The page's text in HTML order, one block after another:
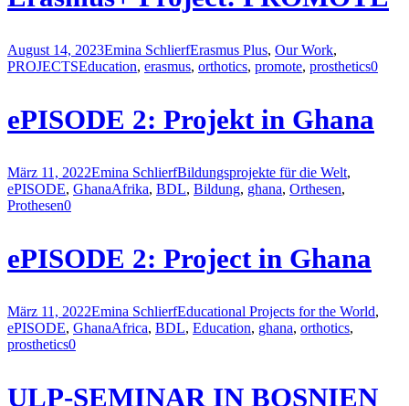
August 14, 2023Emina SchlierfErasmus Plus, Our Work,
PROJECTSEducation, erasmus, orthotics, promote, prosthetics0
ePISODE 2: Projekt in Ghana
März 11, 2022Emina SchlierfBildungsprojekte für die Welt,
ePISODE, GhanaAfrika, BDL, Bildung, ghana, Orthesen,
Prothesen0
ePISODE 2: Project in Ghana
März 11, 2022Emina SchlierfEducational Projects for the World,
ePISODE, GhanaAfrica, BDL, Education, ghana, orthotics,
prosthetics0
ULP-SEMINAR IN BOSNIEN